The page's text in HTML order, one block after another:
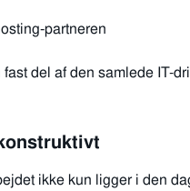
del af den samlede IT-
ikke kun ligger i den